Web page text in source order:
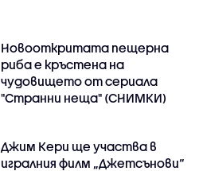
Новооткритата пещерна
риба е кръстена на
чудовището от сериала
"Странни неща" (СНИМКИ)
Джим Кери ще участва в
игралния филм „Джетсънови“